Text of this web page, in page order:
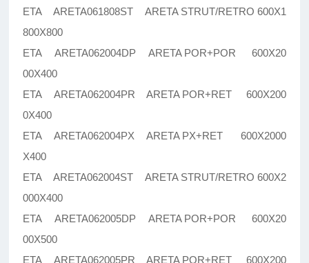
ETA ARETA061808ST ARETA STRUT/RETRO 600X1
800X800
ETA ARETA062004DP ARETA POR+POR 600X20
00X400
ETA ARETA062004PR ARETA POR+RET 600X200
0X400
ETA ARETA062004PX ARETA PX+RET 600X2000
X400
ETA ARETA062004ST ARETA STRUT/RETRO 600X2
000X400
ETA ARETA062005DP ARETA POR+POR 600X20
00X500
ETA ARETA062005PR ARETA POR+RET 600X200